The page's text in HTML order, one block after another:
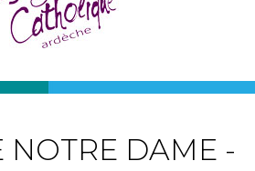
NOTRE DAME -